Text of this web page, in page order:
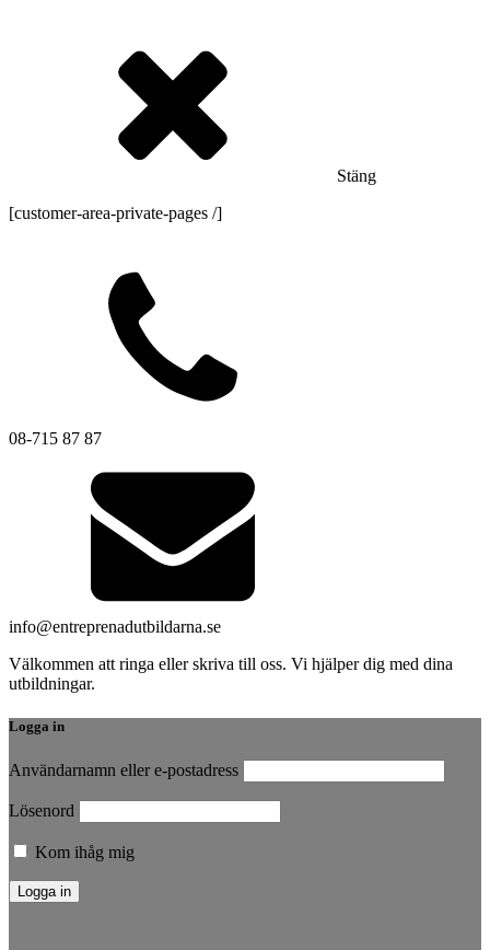
Stäng
[customer-area-private-pages /]
08-715 87 87
info@entreprenadutbildarna.se
Välkommen att ringa eller skriva till oss. Vi hjälper dig med dina
utbildningar.
Logga in
Användarnamn eller e-postadress
Lösenord
Kom ihåg mig